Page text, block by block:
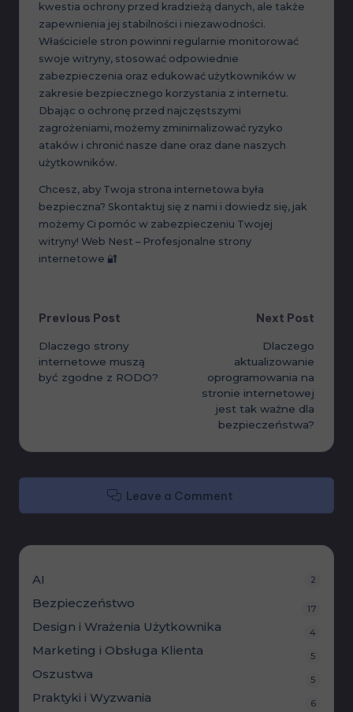
kwestia ochrony przed kradzieżą danych, ale także
zapewnienia jej stabilności i niezawodności.
Właściciele stron powinni regularnie monitorować
swoje witryny, stosować odpowiednie
zabezpieczenia oraz edukować użytkowników w
zakresie bezpiecznego korzystania z internetu.
Dbając o ochronę przed najczęstszymi
zagrożeniami, możemy zminimalizować ryzyko
ataków i chronić nasze dane oraz dane naszych
użytkowników.
Chcesz, aby Twoja strona internetowa była
bezpieczna? Skontaktuj się z nami i dowiedz się, jak
możemy Ci pomóc w zabezpieczeniu Twojej
witryny! Web Nest – Profesjonalne strony
internetowe 🔐
Post
navigation
Previous Post
Dlaczego strony
internetowe muszą
być zgodne z RODO?
Next Post
Dlaczego
aktualizowanie
oprogramowania na
stronie internetowej
jest tak ważne dla
bezpieczeństwa?
Leave a Comment
AI 2
Bezpieczeństwo 17
Design i Wrażenia Użytkownika 4
Marketing i Obsługa Klienta 5
Oszustwa 5
Praktyki i Wyzwania 6